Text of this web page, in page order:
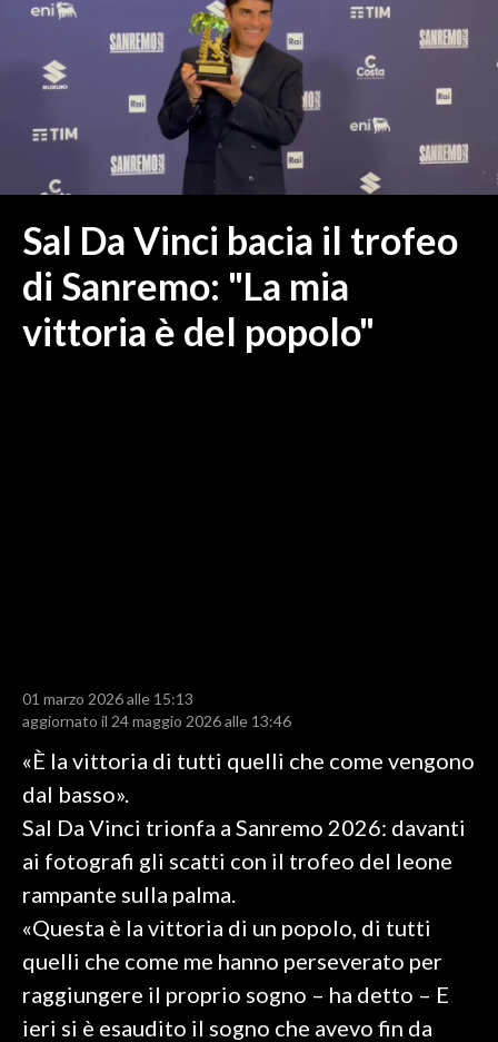
MEDIO CAMPIDANO
ORISTANO E PROVINCIA
SASSARI E PROVINCIA
NUORO E PROVINCIA
OGLIASTRA
ITALIA
MONDO
RISULTATI E CLASSIFICHE
CALCIO REGIONALE
BASKET
VOLLEY
MOTORI
TENNIS
ALTRI SPORT
CULTURA
Sal Da Vinci bacia il trofeo
di Sanremo: "La mia
vittoria è del popolo"
01 marzo 2026 alle 15:13
aggiornato il 24 maggio 2026 alle 13:46
«È la vittoria di tutti quelli che come vengono
dal basso».
Sal Da Vinci trionfa a Sanremo 2026: davanti
ai fotografi gli scatti con il trofeo del leone
rampante sulla palma.
«Questa è la vittoria di un popolo, di tutti
quelli che come me hanno perseverato per
raggiungere il proprio sogno – ha detto – E
ieri si è esaudito il sogno che avevo fin da